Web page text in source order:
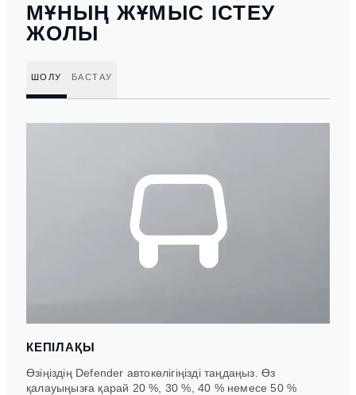
МҰНЫҢ ЖҰМЫС ІСТЕУ
ЖОЛЫ
ШОЛУ БАСТАУ
КЕПІЛАҚЫ
Өзіңіздің Defender автокөлігіңізді таңдаңыз. Өз
қалауыңызға қарай 20 %, 30 %, 40 % немесе 50 %